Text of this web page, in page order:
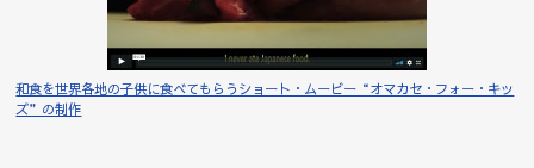
和食を世界各地の子供に食べてもらうショート・ムービー“オマカセ・フォー・キッ
ズ”の制作